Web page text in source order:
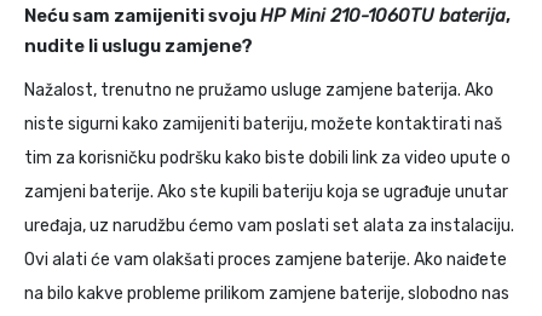
Neću sam zamijeniti svojuHP Mini 210-1060TU baterija,
nudite li uslugu zamjene?
Nažalost, trenutno ne pružamo usluge zamjene baterija. Ako
niste sigurni kako zamijeniti bateriju, možete kontaktirati naš
tim za korisničku podršku kako biste dobili link za video upute o
zamjeni baterije. Ako ste kupili bateriju koja se ugrađuje unutar
uređaja, uz narudžbu ćemo vam poslati set alata za instalaciju.
Ovi alati će vam olakšati proces zamjene baterije. Ako naiđete
na bilo kakve probleme prilikom zamjene baterije, slobodno nas